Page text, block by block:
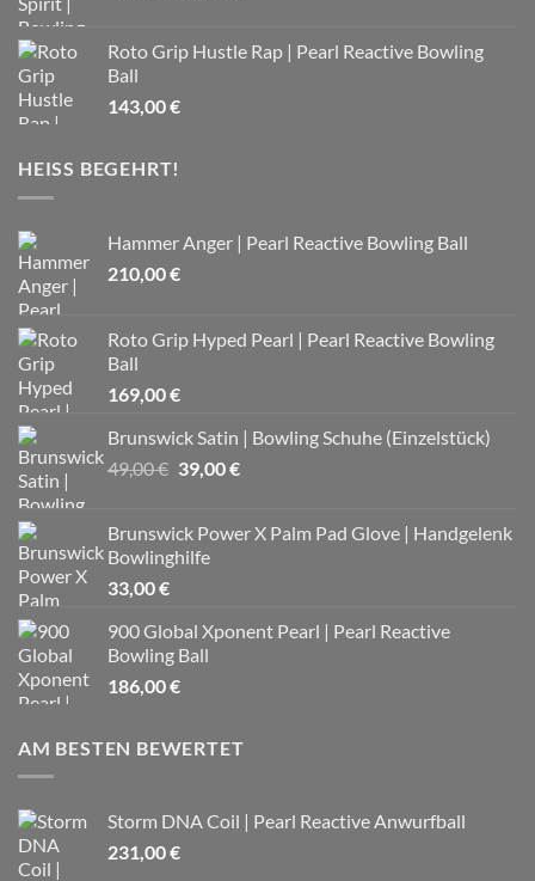
49,00 €39,00 €.
Roto Grip Hustle Rap | Pearl Reactive Bowling
Ball
143,00€
HEISS BEGEHRT!
Hammer Anger | Pearl Reactive Bowling Ball
210,00€
Roto Grip Hyped Pearl | Pearl Reactive Bowling
Ball
169,00€
Brunswick Satin | Bowling Schuhe (Einzelstück)
49,00€ Ursprünglicher
49,00 €
39,00€Aktueller
39,00 €.
Brunswick Power X Palm Pad Glove | Handgelenk
Bowlinghilfe
33,00€
900 Global Xponent Pearl | Pearl Reactive
Bowling Ball
186,00€
AM BESTEN BEWERTET
Storm DNA Coil | Pearl Reactive Anwurfball
231,00€